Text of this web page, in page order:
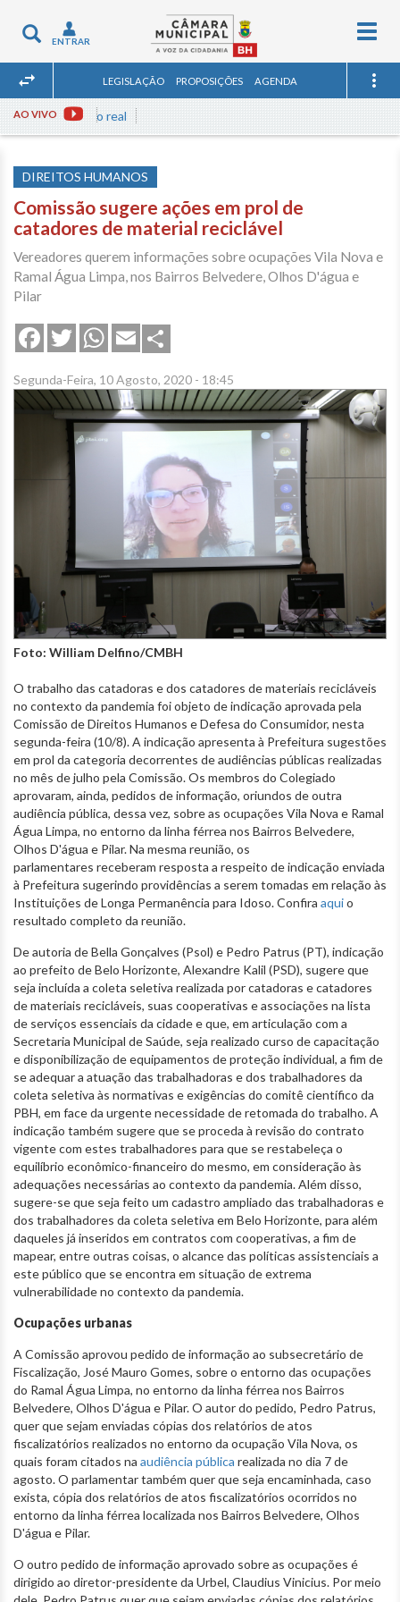
Toggle
navigation
ENTRAR
LEGISLAÇÃO PROPOSIÇÕES AGENDA
AO VIVO
em tempo real
DIREITOS HUMANOS
Comissão sugere ações em prol de
catadores de material reciclável
Vereadores querem informações sobre ocupações Vila Nova e
Ramal Água Limpa, nos Bairros Belvedere, Olhos D'água e
Pilar
FacebookTwitterWhatsApp
Email
Segunda-Feira, 10 Agosto, 2020 - 18:45
Foto: William Delfino/CMBH
O trabalho das catadoras e dos catadores de materiais recicláveis
no contexto da pandemia foi objeto de indicação aprovada pela
Comissão de Direitos Humanos e Defesa do Consumidor, nesta
segunda-feira (10/8). A indicação apresenta à Prefeitura sugestões
em prol da categoria decorrentes de audiências públicas realizadas
no mês de julho pela Comissão. Os membros do Colegiado
aprovaram, ainda, pedidos de informação, oriundos de outra
audiência pública, dessa vez, sobre as ocupações Vila Nova e Ramal
Água Limpa, no entorno da linha férrea nos Bairros Belvedere,
Olhos D'água e Pilar. Na mesma reunião, os
parlamentares receberam resposta a respeito de indicação enviada
à Prefeitura sugerindo providências a serem tomadas em relação às
Instituições de Longa Permanência para Idoso. Confira aquio
resultado completo da reunião.
De autoria de Bella Gonçalves (Psol) e Pedro Patrus (PT), indicação
ao prefeito de Belo Horizonte, Alexandre Kalil (PSD), sugere que
seja incluída a coleta seletiva realizada por catadoras e catadores
de materiais recicláveis, suas cooperativas e associações na lista
de serviços essenciais da cidade e que, em articulação com a
Secretaria Municipal de Saúde, seja realizado curso de capacitação
e disponibilização de equipamentos de proteção individual, a fim de
se adequar a atuação das trabalhadoras e dos trabalhadores da
coleta seletiva às normativas e exigências do comitê científico da
PBH, em face da urgente necessidade de retomada do trabalho. A
indicação também sugere que se proceda à revisão do contrato
vigente com estes trabalhadores para que se restabeleça o
equilíbrio econômico-financeiro do mesmo, em consideração às
adequações necessárias ao contexto da pandemia. Além disso,
sugere-se que seja feito um cadastro ampliado das trabalhadoras e
dos trabalhadores da coleta seletiva em Belo Horizonte, para além
daqueles já inseridos em contratos com cooperativas, a fim de
mapear, entre outras coisas, o alcance das políticas assistenciais a
este público que se encontra em situação de extrema
vulnerabilidade no contexto da pandemia.
Ocupações urbanas
A Comissão aprovou pedido de informação ao subsecretário de
Fiscalização, José Mauro Gomes, sobre o entorno das ocupações
do Ramal Água Limpa, no entorno da linha férrea nos Bairros
Belvedere, Olhos D'água e Pilar. O autor do pedido, Pedro Patrus,
quer que sejam enviadas cópias dos relatórios de atos
fiscalizatórios realizados no entorno da ocupação Vila Nova, os
quais foram citados na audiência pública realizada no dia 7 de
agosto. O parlamentar também quer que seja encaminhada, caso
exista, cópia dos relatórios de atos fiscalizatórios ocorridos no
entorno da linha férrea localizada nos Bairros Belvedere, Olhos
D'água e Pilar.
O outro pedido de informação aprovado sobre as ocupações é
dirigido ao diretor-presidente da Urbel, Claudius Vinicius. Por meio